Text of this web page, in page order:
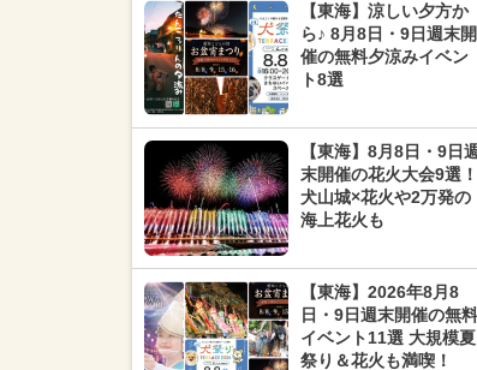
【東海】涼しい夕方か
ら♪ 8月8日・9日週末開
催の無料夕涼みイベン
ト8選
【東海】8月8日・9日週
末開催の花火大会9選！
犬山城×花火や2万発の
海上花火も
【東海】2026年8月8
日・9日週末開催の無料
イベント11選 大規模夏
祭り＆花火も満喫！